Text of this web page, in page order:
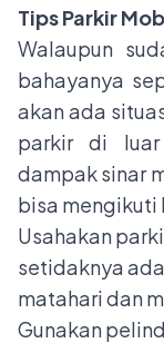
Tips Parkir
Walaupun
bahayanya
akan ada
parkir di luar
dampak sinar
bisa
Usahakan
setidaknya
matahari dan
Gunakan